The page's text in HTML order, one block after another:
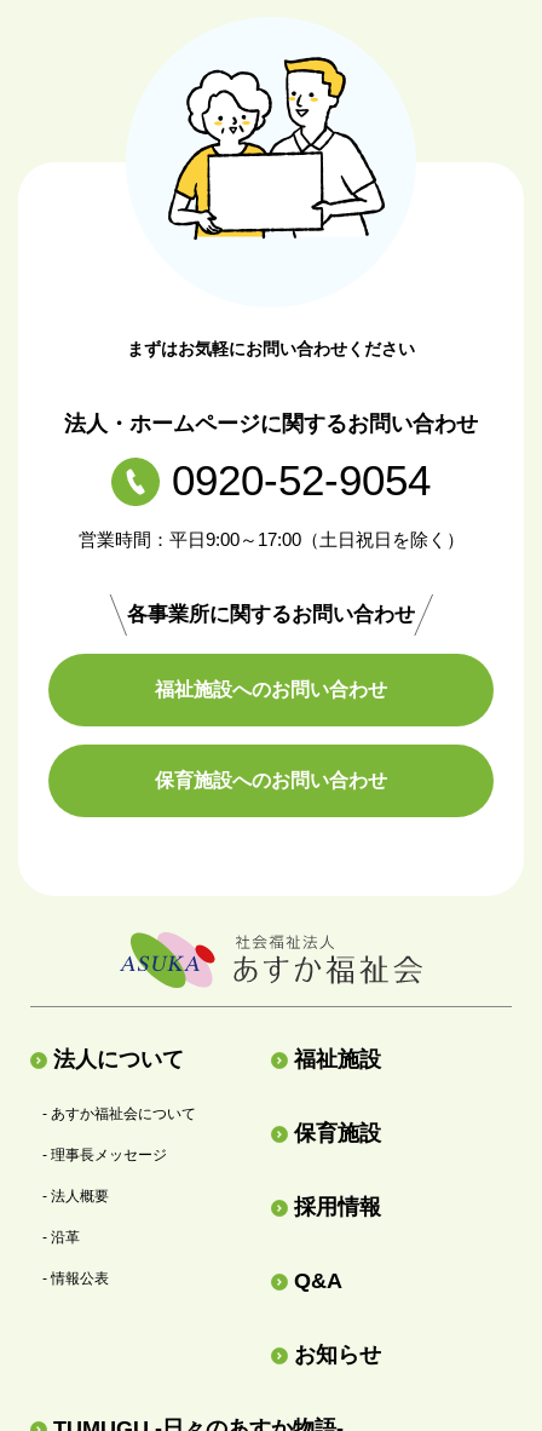
まずはお気軽にお問い合わせください
法人・ホームページに関するお問い合わせ
0920-52-9054
営業時間：平日9:00～17:00（土日祝日を除く）
各事業所に関するお問い合わせ
福祉施設へのお問い合わせ
保育施設へのお問い合わせ
法人について
- あすか福祉会について
- 理事長メッセージ
- 法人概要
- 沿革
- 情報公表
福祉施設
保育施設
採用情報
Q&A
お知らせ